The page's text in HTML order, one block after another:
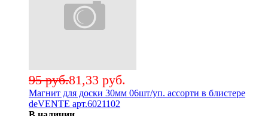
81,33 руб.
95 руб.
Магнит для доски 30мм 06шт/уп. ассорти в блистере
deVENTE арт.6021102